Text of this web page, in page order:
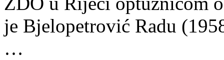
je Bjelopetrović Radu
…